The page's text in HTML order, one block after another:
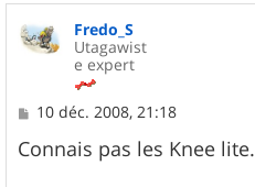
Fredo_S
Utagawist
e expert
M
s
s
10 déc. 2008, 21:18
Connais pas les Knee lite.